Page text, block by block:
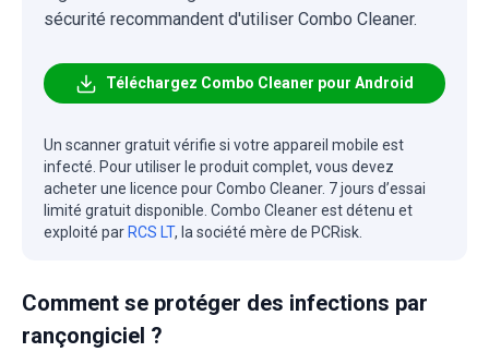
sécurité recommandent d'utiliser Combo Cleaner.
Téléchargez Combo Cleaner pour Android
Un scanner gratuit vérifie si votre appareil mobile est
infecté. Pour utiliser le produit complet, vous devez
acheter une licence pour Combo Cleaner. 7 jours d’essai
limité gratuit disponible. Combo Cleaner est détenu et
exploité par RCS LT, la société mère de PCRisk.
Comment se protéger des infections par
rançongiciel ?